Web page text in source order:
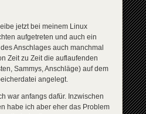
jetzt bei meinem Linux
aufgetreten und auch ein
Anschlages auch manchmal
Zeit zu Zeit die auflaufenden
Sammys, Anschläge) auf dem
angelegt.
war anfangs dafür. Inzwischen
habe ich aber eher das Problem